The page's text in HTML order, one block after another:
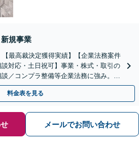
規事業
【最高裁決定獲得実績】【企業法務案件
対応・土日祝可】事業・株式・取引の
／コンプラ整備等企業法務に強み。株
産問題まで幅広く対応！
料金表を見る
メールでお問い合わせ